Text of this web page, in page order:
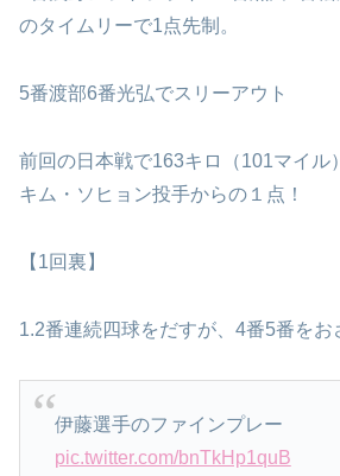
のタイムリーで1点先制。
5番渡部6番光弘でスリーアウト
前回の日本戦で163キロ（101マイル
キム・ソヒョン投手からの１点！
【1回裏】
1.2番連続四球をだすが、4番5番をお
伊藤選手のファインプレー
pic.twitter.com/bnTkHp1quB